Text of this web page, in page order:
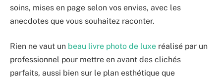
soins, mises en page selon vos envies, avec les
anecdotes que vous souhaitez raconter.
Rien ne vaut un beau livre photo de luxe réalisé par un
professionnel pour mettre en avant des clichés
parfaits, aussi bien sur le plan esthétique que